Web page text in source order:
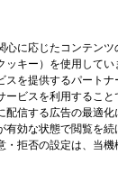
に応じたコンテン
キー）を使用して
を提供するパート
ビスを利用するこ
信する広告の最適
効な状態で閲覧を
・拒否の設定は、当機